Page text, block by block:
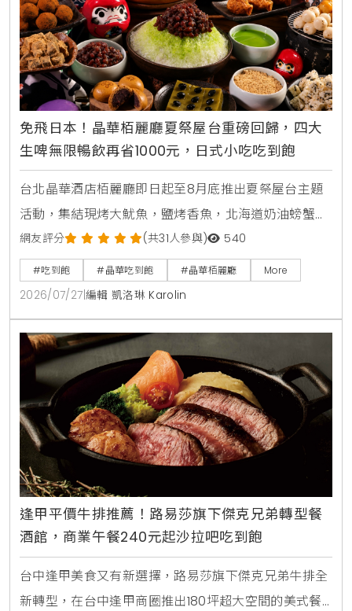
免飛日本！晶華栢麗廳夏祭屋台重磅回歸，四大
生啤無限暢飲再省1000元，日式小吃吃到飽
台北晶華酒店栢麗廳即日起至8月底推出夏祭屋台主題
活動，集結現烤大魷魚，鹽烤香魚，北海道奶油螃蟹燒
及甜蝦鮭魚親子丼等十數款日本街邊美食，搭配日本四
大生啤無限暢飲，下載晶華會APP領取折價券，4人同
行最高可折抵1000元，是暑假聚餐首選。
網友評分 (共31人參與) 540
#吃到飽 #晶華吃到飽 #晶華栢麗廳 More
2026/07/27 編輯 凱洛琳 Karolin
逢甲平價牛排推薦！路易莎旗下傑克兄弟轉型餐
酒館，商業午餐240元起沙拉吧吃到飽
台中逢甲美食又有新選擇，路易莎旗下傑克兄弟牛排全
新轉型，在台中逢甲商圈推出180坪超大空間的美式餐